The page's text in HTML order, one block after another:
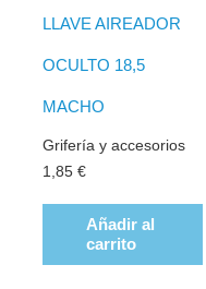
LLAVE AIREADOR
OCULTO 18,5
MACHO
Grifería y accesorios
1,85€
Añadir al
carrito